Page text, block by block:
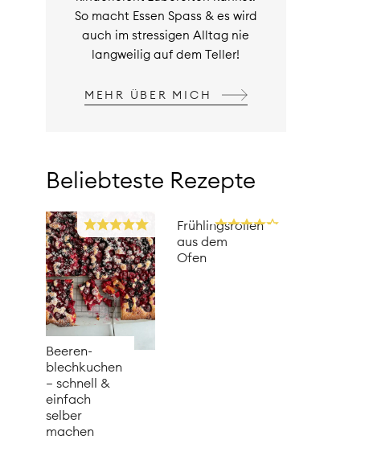
So macht Essen Spass & es wird
auch im stressigen Alltag nie
langweilig auf dem Teller!
MEHR ÜBER MICH
Beliebteste Rezepte
Beeren­
blechkuchen
– schnell &
einfach
selber
machen
Frühlingsrollen
aus dem
Ofen